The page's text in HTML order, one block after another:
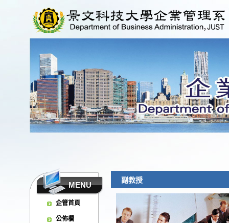
MENU
企管首頁
公佈欄
副教授